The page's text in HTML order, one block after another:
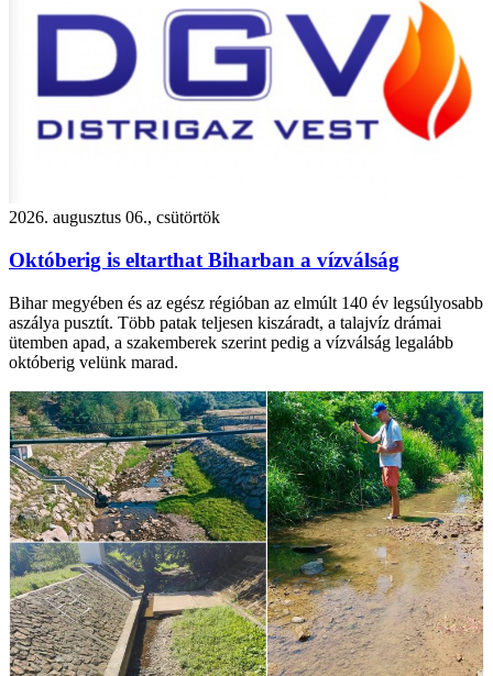
2026. augusztus 06., csütörtök
Októberig is eltarthat Biharban a vízválság
Bihar megyében és az egész régióban az elmúlt 140 év legsúlyosabb
aszálya pusztít. Több patak teljesen kiszáradt, a talajvíz drámai
ütemben apad, a szakemberek szerint pedig a vízválság legalább
októberig velünk marad.